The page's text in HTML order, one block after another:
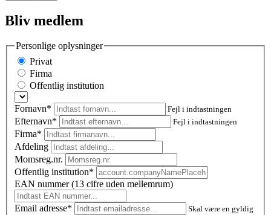
Bliv medlem
Personlige oplysninger
Privat
Firma
Offentlig institution
Fornavn* Fejl i indtastningen
Efternavn* Fejl i indtastningen
Firma*
Afdeling
Momsreg.nr.
Offentlig institution*
EAN nummer (13 cifre uden mellemrum)
Email adresse*
Skal være en gyldig